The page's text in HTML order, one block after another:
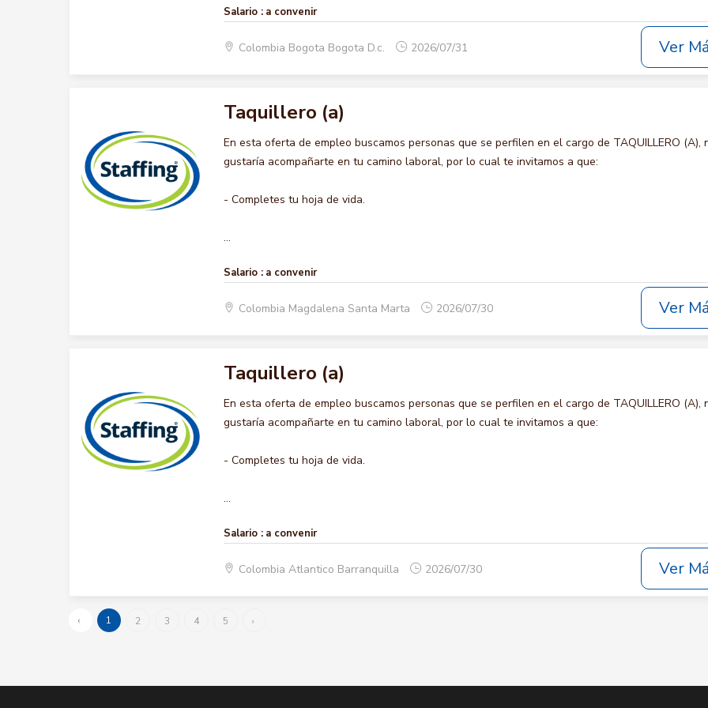
Salario : a convenir
Colombia Bogota Bogota D.c. 2026/07/31 Ver
Taquillero (a)
En esta oferta de empleo buscamos personas que se perfilen en el cargo de TAQUILLERO (A),
gustaría acompañarte en tu camino laboral, por lo cual te invitamos a que:
- Completes tu hoja de vida.
...
Salario : a convenir
Colombia Magdalena Santa Marta 2026/07/30 Ver
Taquillero (a)
En esta oferta de empleo buscamos personas que se perfilen en el cargo de TAQUILLERO (A),
gustaría acompañarte en tu camino laboral, por lo cual te invitamos a que:
- Completes tu hoja de vida.
...
Salario : a convenir
Colombia Atlantico Barranquilla 2026/07/30 Ver
‹ 1 2 3 4 5 ›